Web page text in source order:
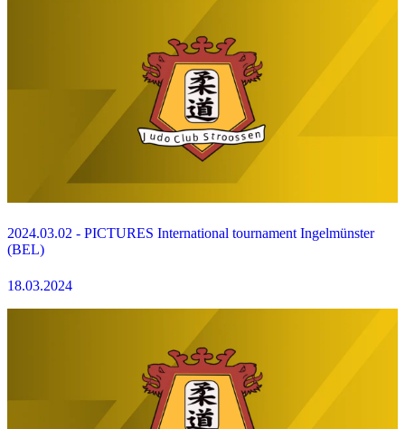
2024.03.02 - PICTURES International tournament Ingelmünster
(BEL)
18.03.2024